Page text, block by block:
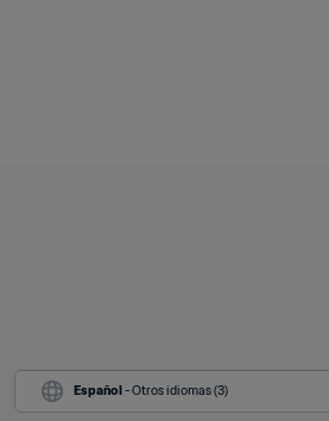
Español - Otros idiomas (3)